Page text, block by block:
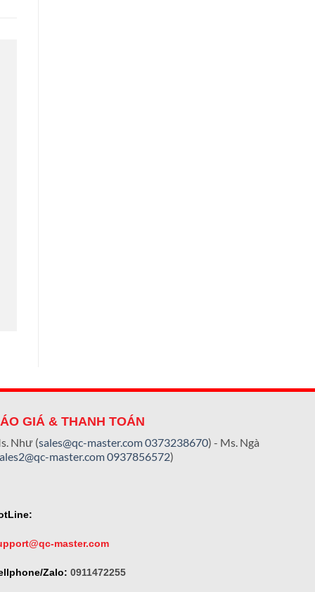
GIÁ & THANH TOÁN
Như (sales@qc-master.com0373238670) - Ms. Ngà
master.com0937856572)
master.com
Zalo: 0911472255